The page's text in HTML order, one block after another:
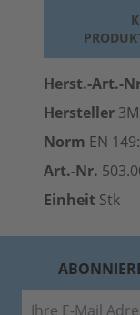
Herst.-Art.-
Hersteller 3M
Norm EN
Art.-Nr.
Einheit Stk